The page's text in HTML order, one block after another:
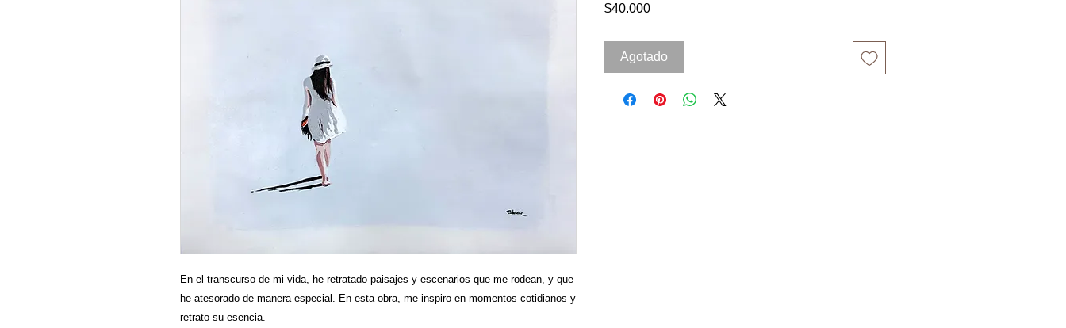
En el transcurso de mi vida, he retratado paisajes y escenarios que me rodean, y que
he atesorado de manera especial. En esta obra, me inspiro en momentos cotidianos y
retrato su esencia.
$40.000Precio
Agotado